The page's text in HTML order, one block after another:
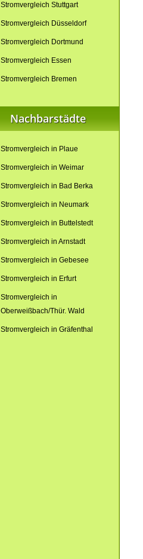
Stromvergleich Stuttgart
Stromvergleich Düsseldorf
Stromvergleich Dortmund
Stromvergleich Essen
Stromvergleich Bremen
Nachbarstädte
Stromvergleich in Plaue
Stromvergleich in Weimar
Stromvergleich in Bad Berka
Stromvergleich in Neumark
Stromvergleich in Buttelstedt
Stromvergleich in Arnstadt
Stromvergleich in Gebesee
Stromvergleich in Erfurt
Stromvergleich in
Oberweißbach/Thür. Wald
Stromvergleich in Gräfenthal